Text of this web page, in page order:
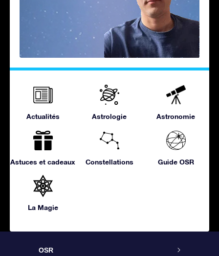
Actualités Astrologie Astronomie
Astuces et cadeaux Constellations Guide OSR
La Magie
OSR